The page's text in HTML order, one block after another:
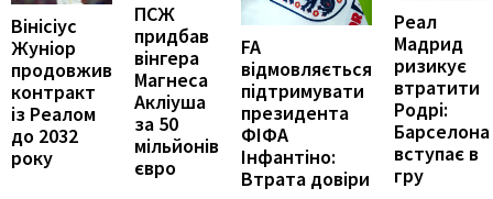
Вінісіус
Жуніор
продовжив
контракт
із Реалом
до 2032
року
ПСЖ
придбав
вінгера
Магнеса
Акліуша
за 50
мільйонів
євро
FA
відмовляється
підтримувати
президента
ФІФА
Інфантіно:
Втрата довіри
Реал
Мадрид
ризикує
втратити
Родрі:
Барселона
вступає в
гру